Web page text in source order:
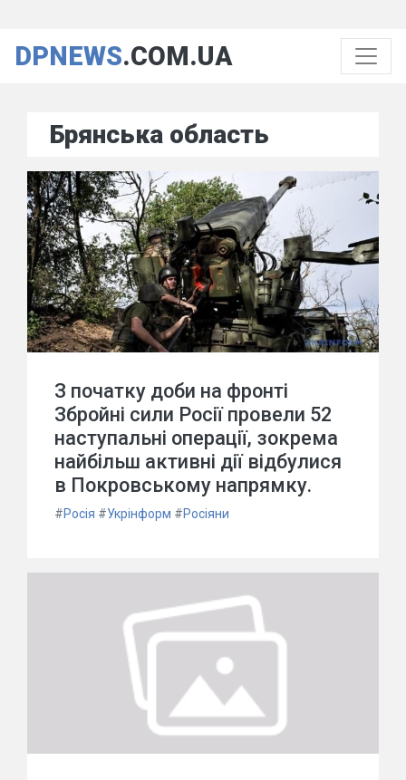
DPNEWS.COM.UA
Брянська область
З початку доби на фронті
Збройні сили Росії провели 52
наступальні операції, зокрема
найбільш активні дії відбулися
в Покровському напрямку.
#Росія #Укрінформ #Росіяни